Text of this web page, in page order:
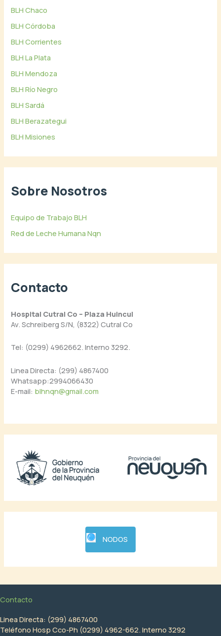
BLH Chaco
BLH Córdoba
BLH Corrientes
BLH La Plata
BLH Mendoza
BLH Río Negro
BLH Sardá
BLH Berazategui
BLH Misiones
Sobre Nosotros
Equipo de Trabajo BLH
Red de Leche Humana Nqn
Contacto
Hospital Cutral Co – Plaza Huincul
Av. Schreiberg S/N, (8322) Cutral Co
Tel: (0299) 4962662. Interno 3292.
Linea Directa: (299) 4867400
Whatsapp:2994066430
E-mail: blhnqn@gmail.com
NODOS
Contacto
Linea Directa: (299) 4867400
Teléfono Hosp Cco-Ph (0299) 4962-662. Interno 3292